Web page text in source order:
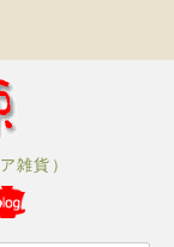
雑貨）